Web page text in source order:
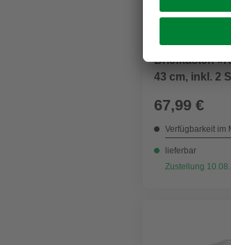
ROTTNER TRESOR
Briefkasten
43 cm, inkl. 2
67,99 €
Verfügbarkeit im
lieferbar
Zustellung 10.08.